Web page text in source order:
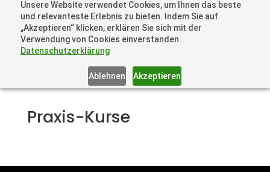
Unsere Website verwendet Cookies, um Ihnen das beste
und relevanteste Erlebnis zu bieten. Indem Sie auf
„Akzeptieren“ klicken, erklären Sie sich mit der
Verwendung von Cookies einverstanden.
Datenschutzerklärung
Ablehnen Akzeptieren
+41 44505 6667 oder +49 157 3598 0006
info@dronelions.academy
Praxis-Kurse